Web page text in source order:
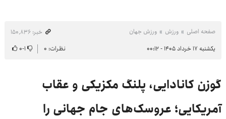
صفحه اصلی ورزش ورزش جهان
خبر: ۱۵۰٬۸۳۶
یکشنبه ۱۷ خرداد ۱۴۰۵ - ۰۰:۱۲
نظرات: ۰ ۱-۰
گوزن کانادایی، پلنگ مکزیکی و عقاب
آمریکایی؛ عروسک‌های جام جهانی را